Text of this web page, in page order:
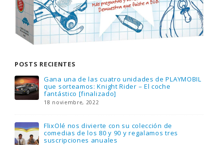
POSTS RECIENTES
Gana una de las cuatro unidades de PLAYMOBIL
que sorteamos: Knight Rider – El coche
fantástico [finalizado]
18 noviembre, 2022
FlixOlé nos divierte con su colección de
comedias de los 80 y 90 y regalamos tres
suscripciones anuales